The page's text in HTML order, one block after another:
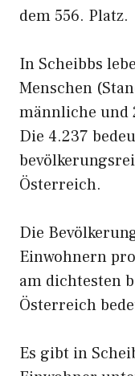
dem 556. Platz.
In Scheibbs
Menschen
männliche und
Die 4.237
Österreich.
Die
Einwohnern
am dichtesten
Österreich
Es gibt in